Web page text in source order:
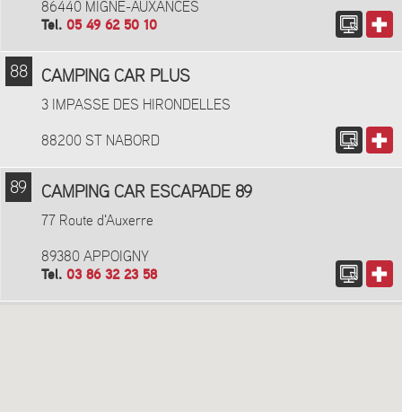
86440 MIGNE-AUXANCES
Tel. 05 49 62 50 10
88 CAMPING CAR PLUS
3 IMPASSE DES HIRONDELLES
88200 ST NABORD
89 CAMPING CAR ESCAPADE 89
77 Route d'Auxerre
89380 APPOIGNY
Tel. 03 86 32 23 58